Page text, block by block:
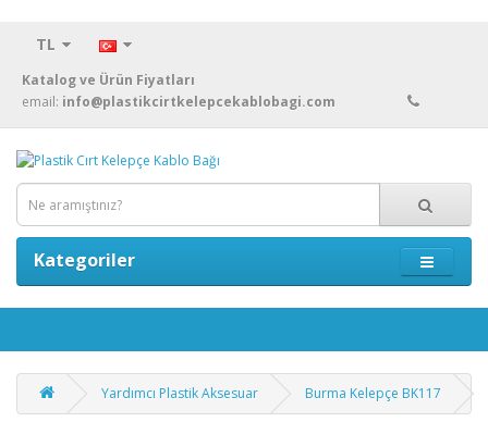
TL
Katalog ve Ürün Fiyatları
email: info@plastikcirtkelepcekablobagi.com
Kategoriler
Yardımcı Plastik Aksesuar Burma Kelepçe BK117